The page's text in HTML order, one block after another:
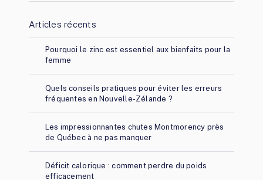
Articles récents
Pourquoi le zinc est essentiel aux bienfaits pour la
femme
Quels conseils pratiques pour éviter les erreurs
fréquentes en Nouvelle-Zélande ?
Les impressionnantes chutes Montmorency près
de Québec à ne pas manquer
Déficit calorique : comment perdre du poids
efficacement